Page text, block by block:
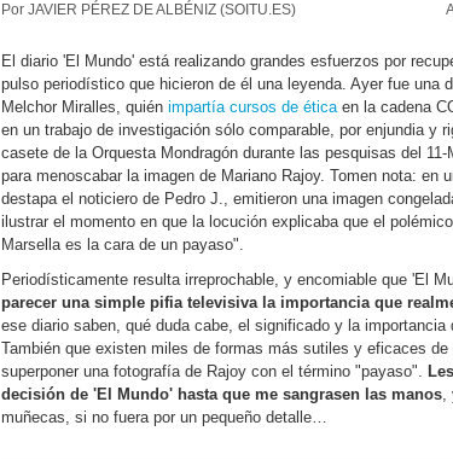
Por JAVIER PÉREZ DE ALBÉNIZ (SOITU.ES)
El diario 'El Mundo' está realizando grandes esfuerzos por
pulso periodístico que hicieron de él una leyenda. Ayer fue una
Melchor Miralles, quién impartía cursos de éticaen la cadena
en un trabajo de investigación sólo comparable, por enjundia y
casete de la Orquesta Mondragón durante las pesquisas del
para menoscabar la imagen de Mariano Rajoy. Tomen nota: en
destapa el noticiero de Pedro J., emitieron una imagen
ilustrar el momento en que la locución explicaba que el
Marsella es la cara de un payaso".
Periodísticamente resulta irreprochable, y encomiable que 'El
parecer una simple pifia televisiva la importancia que
ese diario saben, qué duda cabe, el significado y la importancia
También que existen miles de formas más sutiles y eficaces
superponer una fotografía de Rajoy con el término "payaso".
decisión de 'El Mundo' hasta que me sangrasen las manos,
muñecas, si no fuera por un pequeño detalle…